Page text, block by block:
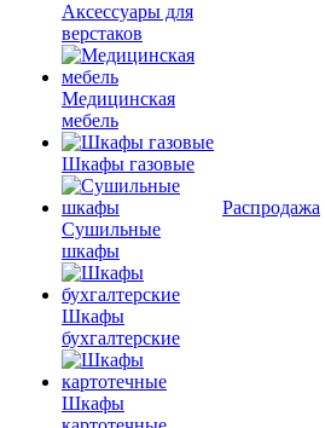
Аксессуары для
верстаков
Медицинская
мебель
Шкафы газовые
Сушильные
шкафы
Шкафы
бухгалтерские
Шкафы
Распродажа